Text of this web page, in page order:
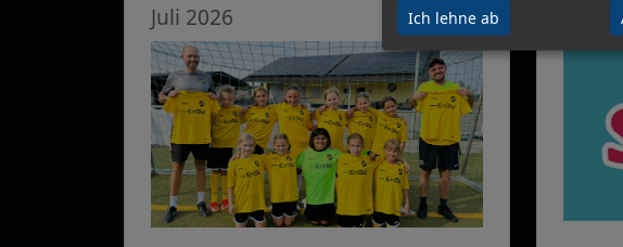
Juli 2026 Juli
Ich lehne ab